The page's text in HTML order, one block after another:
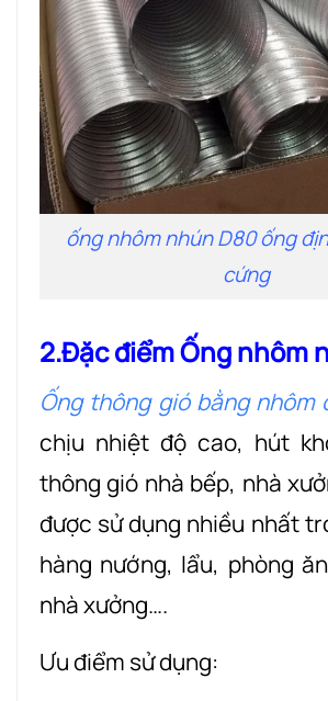
ống nhôm nhún D80 ống
cứng
2.Đặc điểm Ống nhôm
Ống thông gió bằng nhôm
chịu nhiệt độ cao, hút
thông gió nhà bếp, nhà
được sử dụng nhiều nhất
hàng nướng, lẩu, phòng
nhà xưởng….
Ưu điểm sử dụng: